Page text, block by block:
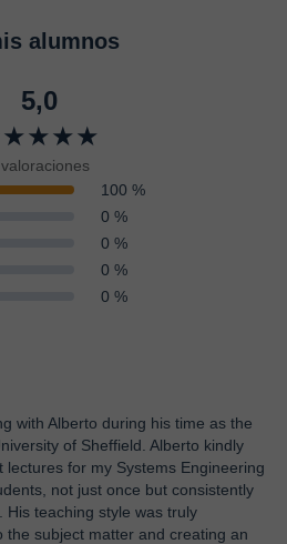
alumnos
5,0
100 %
0 %
0 %
0 %
0 %
with Alberto during his time as the
of Sheffield. Alberto kindly
for my Systems Engineering
not just once but consistently
teaching style was truly
the subject matter and creating an